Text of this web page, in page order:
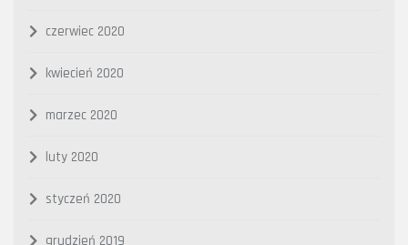
czerwiec 2020
kwiecień 2020
marzec 2020
luty 2020
styczeń 2020
grudzień 2019